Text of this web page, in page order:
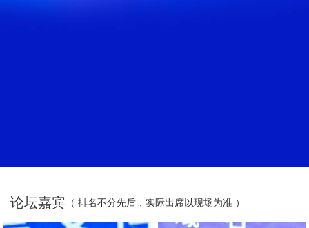
论坛嘉宾 （ 排名不分先后，实际出席以现场为准 ）